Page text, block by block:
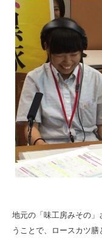
地元の「味工房みその
うことで、ロースカツ